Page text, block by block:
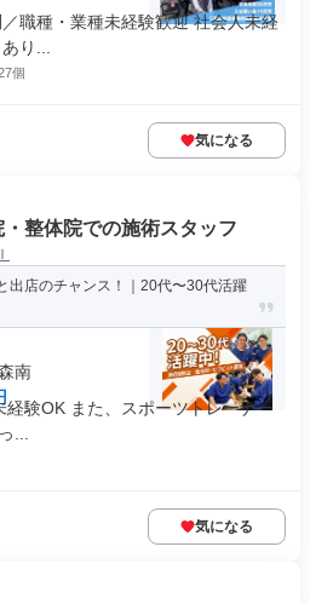
職種・業種未経験歓迎 社会人未経
り...
個
気になる
・整体院での施術スタッフ
出店のチャンス！｜20代〜30代活躍
南
験OK また、スポーツトレーナー
...
気になる